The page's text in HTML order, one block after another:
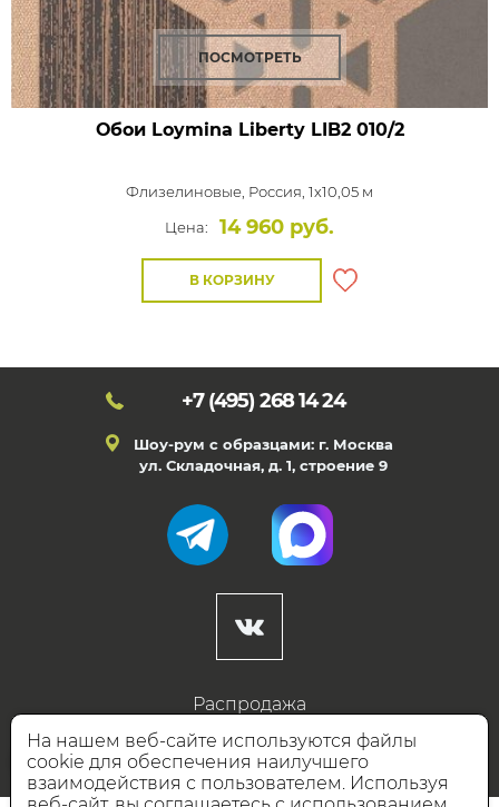
ПОСМОТРЕТЬ
Обои Loymina LibertyLIB2 010/2
Флизелиновые, Россия, 1x10,05 м
Цена:
14 960 руб.
В КОРЗИНУ
+7 (495) 268 14 24
Шоу-рум с образцами: г. Москва
ул. Складочная, д. 1, строение 9
Распродажа
Готовые дизайны
Дизайнерам
На нашем веб-сайте используются файлы
cookie для обеспечения наилучшего
взаимодействия с пользователем. Используя